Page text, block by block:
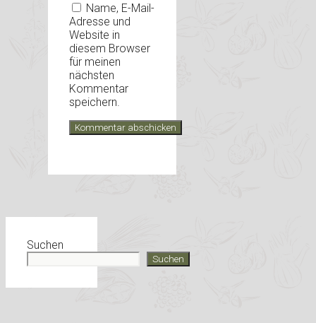
Name, E-Mail-
Adresse und
Website in
diesem Browser
für meinen
nächsten
Kommentar
speichern.
Suchen
Suchen